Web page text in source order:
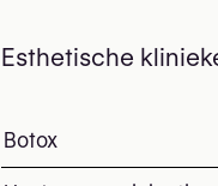
Esthetische
Alles over esthetiek
Top
Botox